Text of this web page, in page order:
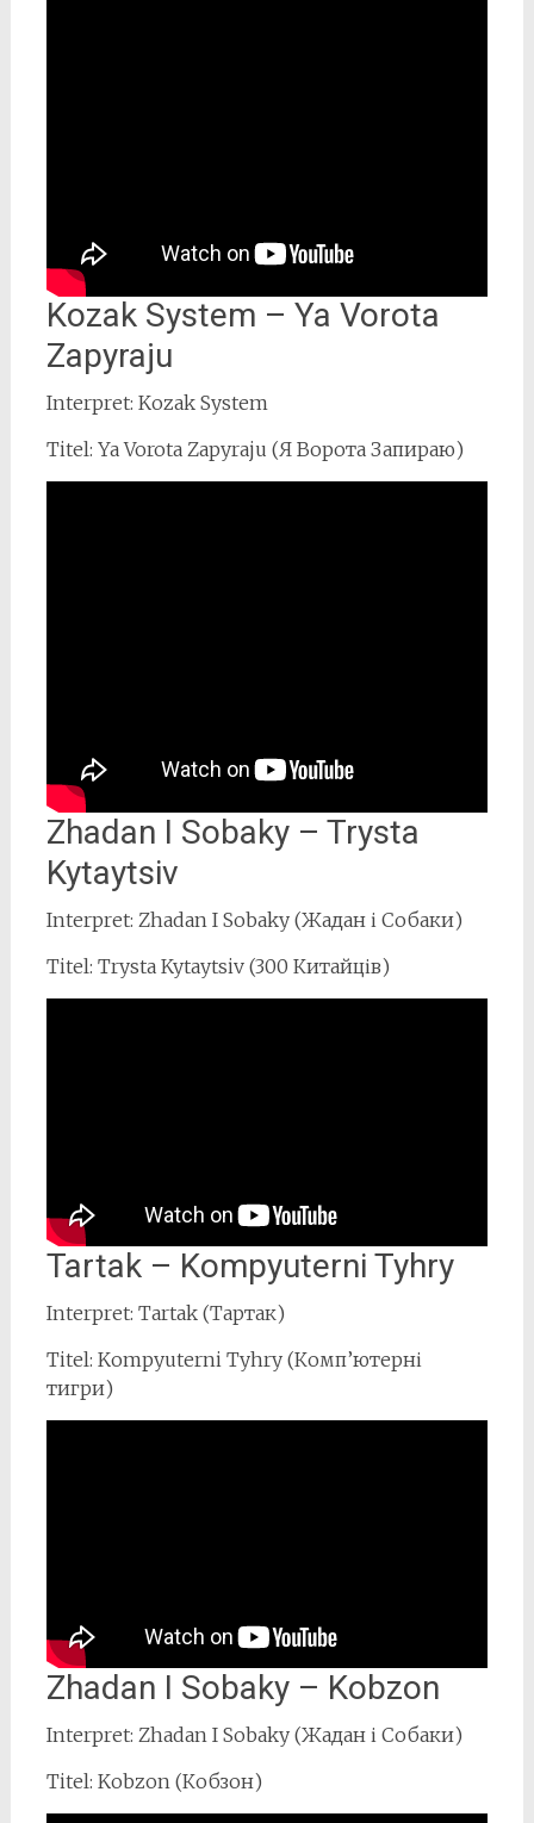
Kozak System – Ya Vorota
Zapyraju
Interpret: Kozak System
Titel: Ya Vorota Zapyraju (Я Ворота Запираю)
Zhadan I Sobaky – Trysta
Kytaytsiv
Interpret: Zhadan I Sobaky (Жадан і Собаки)
Titel: Trysta Kytaytsiv (300 Китайців)
Tartak – Kompyuterni Tyhry
Interpret: Tartak (Тартак)
Titel: Kompyuterni Tyhry (Комп’ютерні
тигри)
Zhadan I Sobaky – Kobzon
Interpret: Zhadan I Sobaky (Жадан і Собаки)
Titel: Kobzon (Кобзон)